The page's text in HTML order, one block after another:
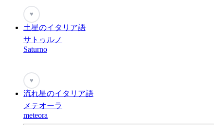
♥
土星のイタリア語
サトゥルノ
Saturno
♥
流れ星のイタリア語
メテオーラ
meteora